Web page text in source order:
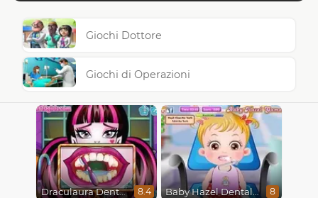
Giochi Dottore
Giochi di Operazioni
Draculaura Dentist 8.4 Baby Hazel Dental Care 8